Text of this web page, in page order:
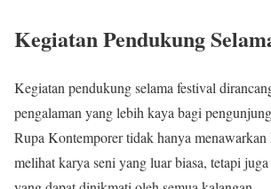
Kegiatan Pendukung
Kegiatan pendukung selama festival
pengalaman yang lebih kaya bagi
Rupa Kontemporer tidak hanya menawarkan
melihat karya seni yang luar biasa, tetapi